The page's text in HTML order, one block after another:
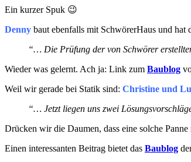
Ein kurzer Spuk 😉
Denny baut ebenfalls mit SchwörerHaus und hat
“… Die Prüfung der von Schwörer
Wieder was gelernt. Ach ja: Link zum Baublog
Weil wir gerade bei Statik sind: Christine und
“… Jetzt liegen uns zwei
Drücken wir die Daumen, dass eine solche
Einen interessanten Beitrag bietet das Baublog